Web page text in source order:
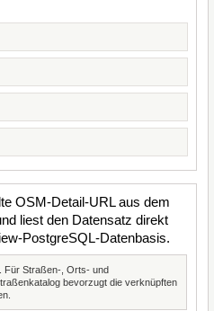
OSM-Detail-URL aus dem
liest den Datensatz direkt
PostgreSQL-Datenbasis.
Für Straßen-, Orts- und
bevorzugt die verknüpften